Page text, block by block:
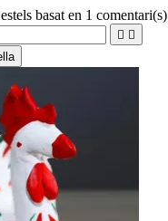
basat en 1 comentari(s)
 